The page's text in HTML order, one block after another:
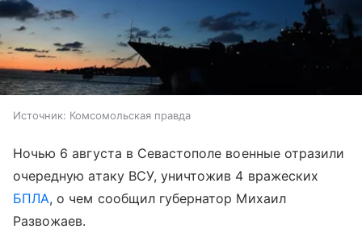
Источник: Комсомольская правда
Ночью 6 августа в Севастополе военные отразили
очередную атаку ВСУ, уничтожив 4 вражеских
БПЛА, о чем сообщил губернатор Михаил
Развожаев.